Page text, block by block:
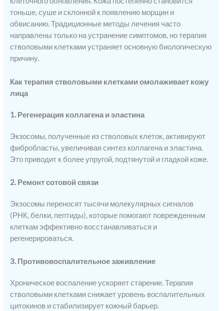
тоньше, суше и склонной к появлению морщин и
обвисанию. Традиционные методы лечения часто
направлены только на устранение симптомов, но терапия
стволовыми клетками устраняет основную биологическую
причину.
Как терапия стволовыми клетками омолаживает кожу
лица
1. Регенерация коллагена и эластина
Экзосомы, полученные из стволовых клеток, активируют
фибробласты, увеличивая синтез коллагена и эластина.
Это приводит к более упругой, подтянутой и гладкой коже.
2. Ремонт сотовой связи
Экзосомы переносят тысячи молекулярных сигналов
(РНК, белки, пептиды), которые помогают поврежденным
клеткам эффективно восстанавливаться и
регенерироваться.
3. Противовоспалительное заживление
Хроническое воспаление ускоряет старение. Терапия
стволовыми клетками снижает уровень воспалительных
цитокинов и стабилизирует кожный барьер.